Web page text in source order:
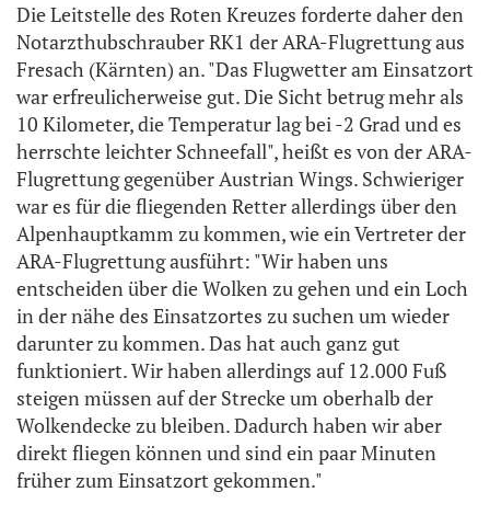
Die Leitstelle des Roten Kreuzes forderte daher den
Notarzthubschrauber RK1 der ARA-Flugrettung aus
Fresach (Kärnten) an. "Das Flugwetter am Einsatzort
war erfreulicherweise gut. Die Sicht betrug mehr als
10 Kilometer, die Temperatur lag bei -2 Grad und es
herrschte leichter Schneefall", heißt es von der ARA-
Flugrettung gegenüber Austrian Wings. Schwieriger
war es für die fliegenden Retter allerdings über den
Alpenhauptkamm zu kommen, wie ein Vertreter der
ARA-Flugrettung ausführt: "Wir haben uns
entscheiden über die Wolken zu gehen und ein Loch
in der nähe des Einsatzortes zu suchen um wieder
darunter zu kommen. Das hat auch ganz gut
funktioniert. Wir haben allerdings auf 12.000 Fuß
steigen müssen auf der Strecke um oberhalb der
Wolkendecke zu bleiben. Dadurch haben wir aber
direkt fliegen können und sind ein paar Minuten
früher zum Einsatzort gekommen."